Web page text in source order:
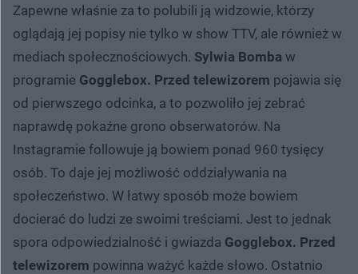
Zapewne właśnie za to polubili ją widzowie, którzy
oglądają jej popisy nie tylko w show TTV, ale również w
mediach społecznościowych. Sylwia Bomba w
programie Gogglebox. Przed telewizorem pojawia się
od pierwszego odcinka, a to pozwoliło jej zebrać
naprawdę pokaźne grono obserwatorów. Na
Instagramie followuje ją bowiem ponad 960 tysięcy
osób. To daje jej możliwość oddziaływania na
społeczeństwo. W łatwy sposób może bowiem
docierać do ludzi ze swoimi treściami. Jest to jednak
spora odpowiedzialność i gwiazda Gogglebox. Przed
telewizorem powinna ważyć każde słowo. Ostatnio